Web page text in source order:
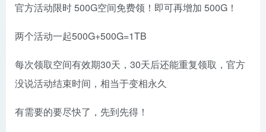
官方活动限时 500G空间免费领！即可再增加 500G！
两个活动一起500G+500G=1TB
每次领取空间有效期30天，30天后还能重复领取，官方
没说活动结束时间，相当于变相永久
有需要的要尽快了，先到先得！